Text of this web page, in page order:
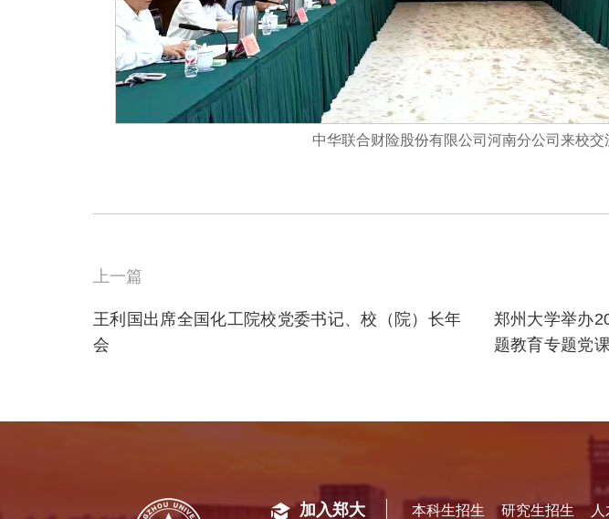
中华联合财险股份有限公司河南分公司来校交
上一篇
王利国出席全国化工院校党委书记、校（院）长年
会
郑州大学举办
题教育专题党
加入郑大 本科生招生 研究生招生